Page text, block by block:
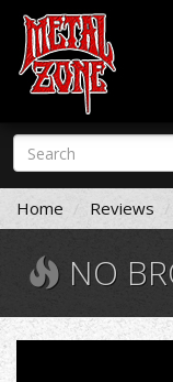
Skip
main
content
Search
form
Search
Home Reviews
NO